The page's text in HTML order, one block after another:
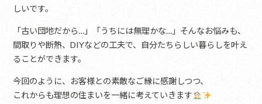
しいです。
「古い団地だから…」「うちには無理かな…」そんなお悩みも、
間取りや断熱、DIYなどの工夫で、自分たちらしい暮らしを叶え
ることができます。
今回のように、お客様との素敵なご縁に感謝しつつ、
これからも理想の住まいを一緒に考えていきます